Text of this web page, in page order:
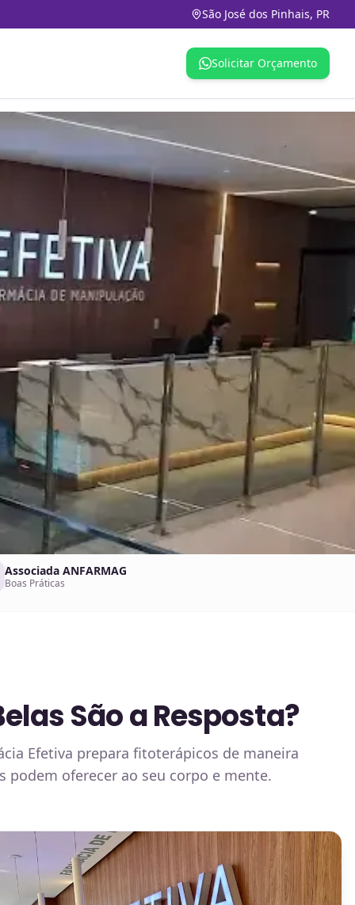
São José dos Pinhais, PR
Solicitar Orçamento
Associada ANFARMAG
Boas Práticas
São a Resposta?
Efetiva prepara fitoterápicos de maneira
podem oferecer ao seu corpo e mente.